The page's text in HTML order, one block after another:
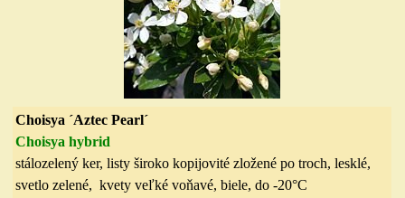
Choisya ´Aztec Pearl´
Choisya hybrid
stálozelený ker, listy široko kopijovité zložené po troch, lesklé,
svetlo zelené, kvety veľké voňavé, biele, do -20°C